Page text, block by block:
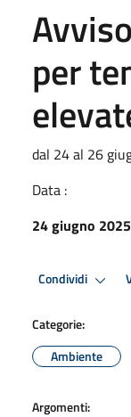
per
dal 24 al 26
Data :
24 giugno 2025
Condividi
Categorie:
Ambiente
Argomenti: